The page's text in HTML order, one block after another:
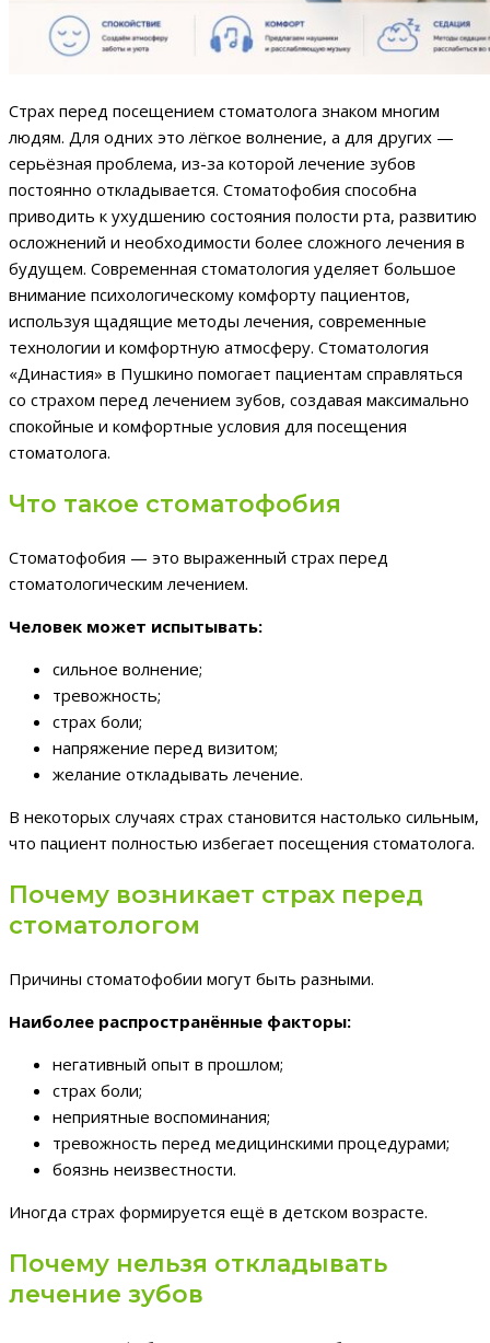
Страх перед посещением стоматолога знаком многим
людям. Для одних это лёгкое волнение, а для других —
серьёзная проблема, из-за которой лечение зубов
постоянно откладывается. Стоматофобия способна
приводить к ухудшению состояния полости рта, развитию
осложнений и необходимости более сложного лечения в
будущем. Современная стоматология уделяет большое
внимание психологическому комфорту пациентов,
используя щадящие методы лечения, современные
технологии и комфортную атмосферу. Стоматология
«Династия» в Пушкино помогает пациентам справляться
со страхом перед лечением зубов, создавая максимально
спокойные и комфортные условия для посещения
стоматолога.
Что такое стоматофобия
Стоматофобия — это выраженный страх перед
стоматологическим лечением.
Человек может испытывать:
сильное волнение;
тревожность;
страх боли;
напряжение перед визитом;
желание откладывать лечение.
В некоторых случаях страх становится настолько сильным,
что пациент полностью избегает посещения стоматолога.
Почему возникает страх перед
стоматологом
Причины стоматофобии могут быть разными.
Наиболее распространённые факторы:
негативный опыт в прошлом;
страх боли;
неприятные воспоминания;
тревожность перед медицинскими процедурами;
боязнь неизвестности.
Иногда страх формируется ещё в детском возрасте.
Почему нельзя откладывать
лечение зубов